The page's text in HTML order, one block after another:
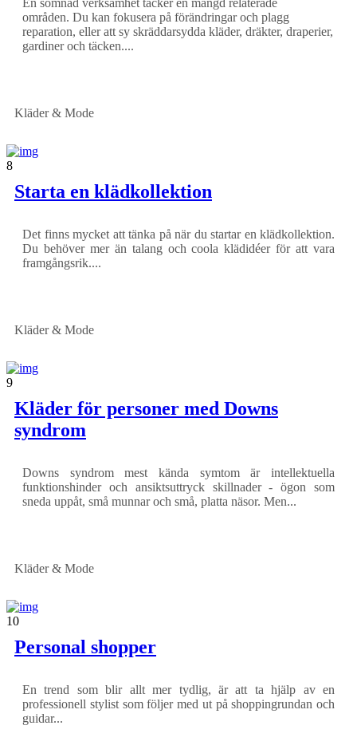
En sömnad verksamhet täcker en mängd relaterade
områden. Du kan fokusera på förändringar och plagg
reparation, eller att sy skräddarsydda kläder, dräkter, draperier,
gardiner och täcken....
Kläder & Mode
8
Starta en klädkollektion
Det finns mycket att tänka på när du startar en klädkollektion.
Du behöver mer än talang och coola klädidéer för att vara
framgångsrik....
Kläder & Mode
9
Kläder för personer med Downs
syndrom
Downs syndrom mest kända symtom är intellektuella
funktionshinder och ansiktsuttryck skillnader - ögon som
sneda uppåt, små munnar och små, platta näsor. Men...
Kläder & Mode
10
Personal shopper
En trend som blir allt mer tydlig, är att ta hjälp av en
professionell stylist som följer med ut på shoppingrundan och
guidar...